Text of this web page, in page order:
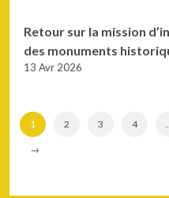
Retour sur la mission
des monuments
13 Avr 2026
1 2 3 4
→